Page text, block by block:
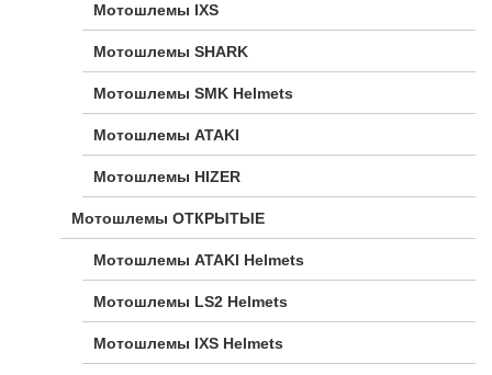
Мотошлемы IXS
Мотошлемы SHARK
Мотошлемы SMK Helmets
Мотошлемы ATAKI
Мотошлемы HIZER
Мотошлемы ОТКРЫТЫЕ
Мотошлемы ATAKI Helmets
Мотошлемы LS2 Helmets
Мотошлемы IXS Helmets